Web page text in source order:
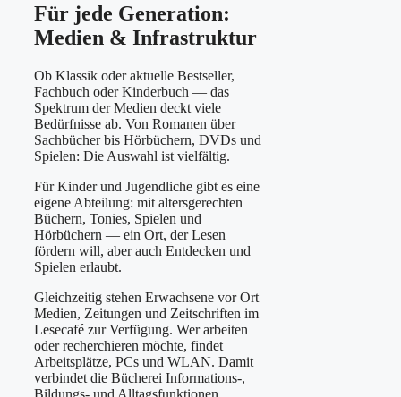
Für jede Generation:
Medien & Infrastruktur
Ob Klassik oder aktuelle Bestseller,
Fachbuch oder Kinderbuch — das
Spektrum der Medien deckt viele
Bedürfnisse ab. Von Romanen über
Sachbücher bis Hörbüchern, DVDs und
Spielen: Die Auswahl ist vielfältig.
Für Kinder und Jugendliche gibt es eine
eigene Abteilung: mit altersgerechten
Büchern, Tonies, Spielen und
Hörbüchern — ein Ort, der Lesen
fördern will, aber auch Entdecken und
Spielen erlaubt.
Gleichzeitig stehen Erwachsene vor Ort
Medien, Zeitungen und Zeitschriften im
Lesecafé zur Verfügung. Wer arbeiten
oder recherchieren möchte, findet
Arbeitsplätze, PCs und WLAN. Damit
verbindet die Bücherei Informations-,